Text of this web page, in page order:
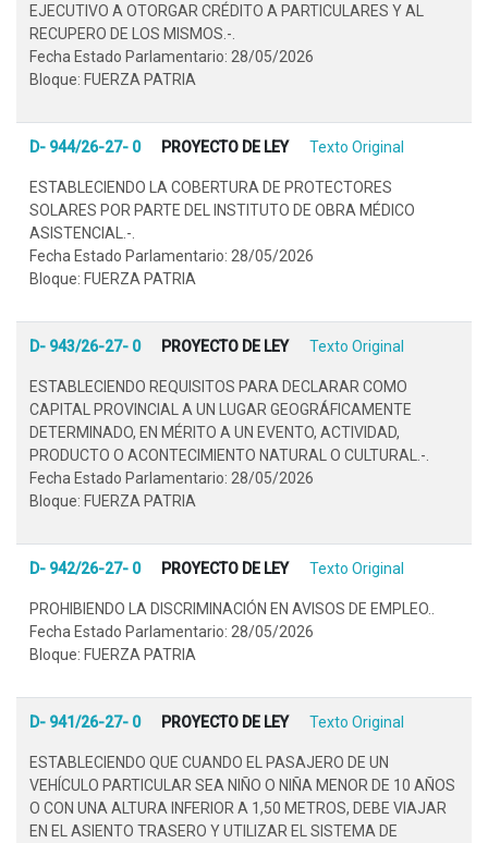
EJECUTIVO A OTORGAR CRÉDITO A PARTICULARES Y AL
RECUPERO DE LOS MISMOS.-.
Fecha Estado Parlamentario: 28/05/2026
Bloque: FUERZA PATRIA
D- 944/26-27- 0 PROYECTO DE LEY Texto Original
ESTABLECIENDO LA COBERTURA DE PROTECTORES
SOLARES POR PARTE DEL INSTITUTO DE OBRA MÉDICO
ASISTENCIAL.-.
Fecha Estado Parlamentario: 28/05/2026
Bloque: FUERZA PATRIA
D- 943/26-27- 0 PROYECTO DE LEY Texto Original
ESTABLECIENDO REQUISITOS PARA DECLARAR COMO
CAPITAL PROVINCIAL A UN LUGAR GEOGRÁFICAMENTE
DETERMINADO, EN MÉRITO A UN EVENTO, ACTIVIDAD,
PRODUCTO O ACONTECIMIENTO NATURAL O CULTURAL.-.
Fecha Estado Parlamentario: 28/05/2026
Bloque: FUERZA PATRIA
D- 942/26-27- 0 PROYECTO DE LEY Texto Original
PROHIBIENDO LA DISCRIMINACIÓN EN AVISOS DE EMPLEO..
Fecha Estado Parlamentario: 28/05/2026
Bloque: FUERZA PATRIA
D- 941/26-27- 0 PROYECTO DE LEY Texto Original
ESTABLECIENDO QUE CUANDO EL PASAJERO DE UN
VEHÍCULO PARTICULAR SEA NIÑO O NIÑA MENOR DE 10 AÑOS
O CON UNA ALTURA INFERIOR A 1,50 METROS, DEBE VIAJAR
EN EL ASIENTO TRASERO Y UTILIZAR EL SISTEMA DE